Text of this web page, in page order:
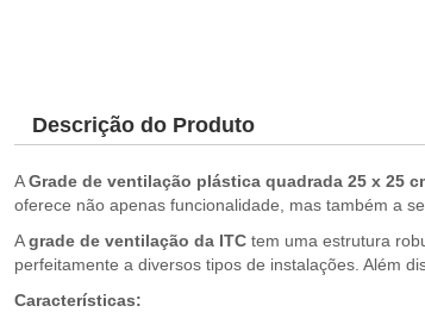
Descrição do Produto
AGrade de ventilação plástica quadrada 25 x 25
oferece não apenas funcionalidade, mas também a
Agrade de ventilação da ITC tem uma estrutura
perfeitamente a diversos tipos de instalações. Além
Características: